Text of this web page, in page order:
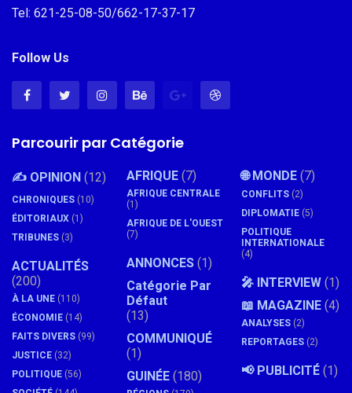
Tel: 621-25-08-50/662-17-37-17
Follow Us
Parcourir par Catégorie
✍️ OPINION (12)
CHRONIQUES (10)
ÉDITORIAUX (1)
TRIBUNES (3)
ACTUALITÉS
(200)
À LA UNE (110)
ÉCONOMIE (14)
FAITS DIVERS (99)
JUSTICE (32)
POLITIQUE (56)
AFRIQUE (7)
AFRIQUE CENTRALE
(1)
AFRIQUE DE L'OUEST
(7)
ANNONCES (1)
Catégorie Par
Défaut
(13)
COMMUNIQUÉ
(1)
GUINÉE (180)
🌐 MONDE (7)
CONFLITS (2)
DIPLOMATIE (5)
POLITIQUE
INTERNATIONALE
(4)
🎤 INTERVIEW (1)
📖 MAGAZINE (4)
ANALYSES (2)
REPORTAGES (2)
📢 PUBLICITÉ (1)